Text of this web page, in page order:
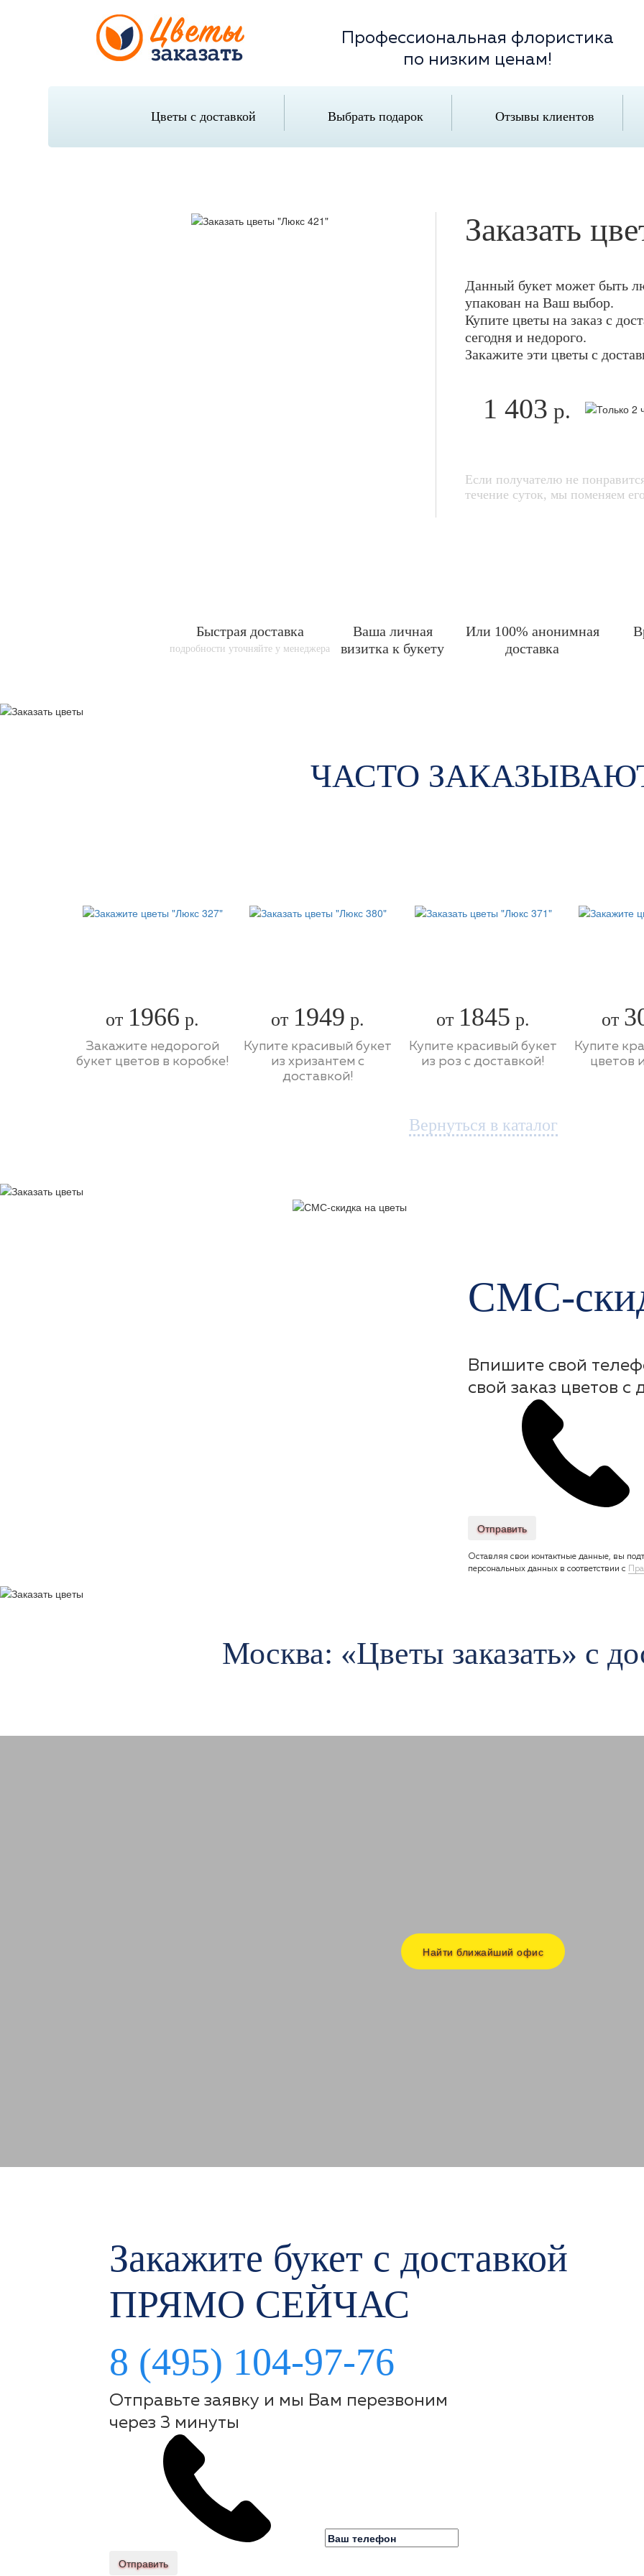
Профессиональная флористика
по низким ценам!
Цветы с доставкой Выбрать подарок Отзывы клиентов
Заказать
Данный букет может быть
упакован на Ваш выбор.
Купите цветы на заказ с
сегодня и недорого.
Закажите эти цветы с
1 403 р.
Если получателю не
течение суток, мы поменяем
Быстрая доставка
подробности уточняйте у менеджера
Ваша личная
визитка к букету
Или 100% анонимная
доставка
ЧАСТО
от 1966 р.
Закажите недорогой
букет цветов в коробке!
от 1949 р.
Купите красивый букет
из хризантем с
доставкой!
от 1845 р.
Купите красивый букет
из роз с доставкой!
от
Купите
цветов
Вернуться в каталог
СМС-
Впишите свой
свой заказ цветов с
Отправить
Оставляя свои контактные данные, вы
персональных данных в соответствии с
Москва: «Цветы заказать» с
Найти ближайший офис
Закажите букет с доставкой
ПРЯМО СЕЙЧАС
8 (495) 104-97-76
Отправьте заявку и мы Вам перезвоним
через 3 минуты
Отправить